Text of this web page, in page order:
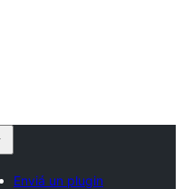
Enviá un plugin